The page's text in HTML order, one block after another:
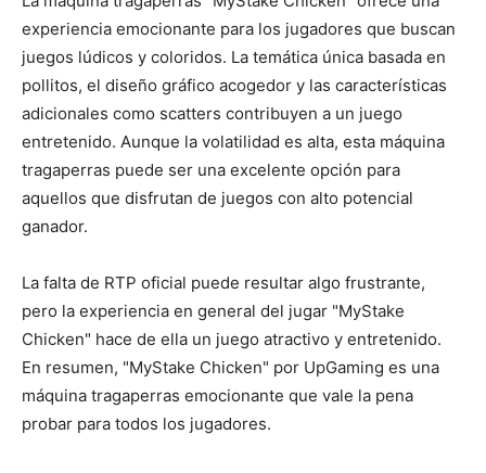
experiencia emocionante para los jugadores que buscan
juegos lúdicos y coloridos. La temática única basada en
pollitos, el diseño gráfico acogedor y las características
adicionales como scatters contribuyen a un juego
entretenido. Aunque la volatilidad es alta, esta máquina
tragaperras puede ser una excelente opción para
aquellos que disfrutan de juegos con alto potencial
ganador.
La falta de RTP oficial puede resultar algo frustrante,
pero la experiencia en general del jugar "MyStake
Chicken" hace de ella un juego atractivo y entretenido.
En resumen, "MyStake Chicken" por UpGaming es una
máquina tragaperras emocionante que vale la pena
probar para todos los jugadores.